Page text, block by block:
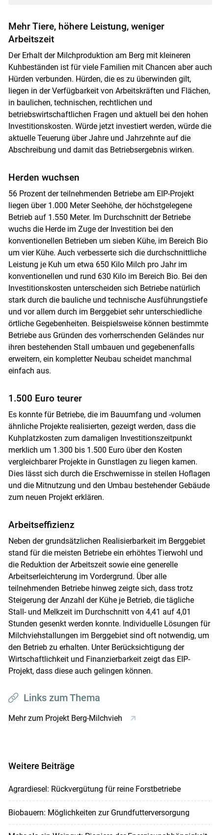
Mehr Tiere, höhere Leistung, weniger
Arbeitszeit
Der Erhalt der Milchproduktion am Berg mit kleineren
Kuhbeständen ist für viele Familien mit Chancen aber auch
Hürden verbunden. Hürden, die es zu überwinden gilt,
liegen in der Verfügbarkeit von Arbeitskräften und Flächen,
in baulichen, technischen, rechtlichen und
betriebswirtschaftlichen Fragen und aktuell bei den hohen
Investitionskosten. Würde jetzt investiert werden, würde die
aktuelle Teuerung über Jahre und Jahrzehnte auf die
Abschreibung und damit das Betriebsergebnis wirken.
Herden wuchsen
56 Prozent der teilnehmenden Betriebe am EIP-Projekt
liegen über 1.000 Meter Seehöhe, der höchstgelegene
Betrieb auf 1.550 Meter. Im Durchschnitt der Betriebe
wuchs die Herde im Zuge der Investition bei den
konventionellen Betrieben um sieben Kühe, im Bereich Bio
um vier Kühe. Auch verbesserte sich die durchschnittliche
Leistung je Kuh um etwa 650 Kilo Milch pro Jahr im
konventionellen und rund 630 Kilo im Bereich Bio. Bei den
Investitionskosten unterscheiden sich Betriebe natürlich
stark durch die bauliche und technische Ausführungstiefe
und vor allem durch im Berggebiet sehr unterschiedliche
örtliche Gegebenheiten. Beispielsweise können bestimmte
Betriebe aus Gründen des vorherrschenden Geländes nur
ihren bestehenden Stall umbauen und gegebenenfalls
erweitern, ein kompletter Neubau scheidet manchmal
einfach aus.
1.500 Euro teurer
Es konnte für Betriebe, die im Bauumfang und -volumen
ähnliche Projekte realisierten, gezeigt werden, dass die
Kuhplatzkosten zum damaligen Investitionszeitpunkt
merklich um 1.300 bis 1.500 Euro über den Kosten
vergleichbarer Projekte in Gunstlagen zu liegen kamen.
Dies lässt sich durch die Erschwernisse in steilen Hoflagen
und die Mitnutzung und den Umbau bestehender Gebäude
zum neuen Projekt erklären.
Arbeitseffizienz
Neben der grundsätzlichen Realisierbarkeit im Berggebiet
stand für die meisten Betriebe ein erhöhtes Tierwohl und
die Reduktion der Arbeitszeit sowie eine generelle
Arbeitserleichterung im Vordergrund. Über alle
teilnehmenden Betriebe hinweg zeigte sich, dass trotz
Steigerung der Anzahl der Kühe je Betrieb, die tägliche
Stall- und Melkzeit im Durchschnitt von 4,41 auf 4,01
Stunden gesenkt werden konnte. Individuelle Lösungen für
Milchviehstallungen im Berggebiet sind oft notwendig, um
den Betrieb zu erhalten. Unter Berücksichtigung der
Wirtschaftlichkeit und Finanzierbarkeit zeigt das EIP-
Projekt, dass diese auch gelingen können.
Links zum Thema
Mehr zum Projekt Berg-Milchvieh
Weitere Beiträge
Agrardiesel: Rückvergütung für reine Forstbetriebe
Biobauern: Möglichkeiten zur Grundfutterversorgung